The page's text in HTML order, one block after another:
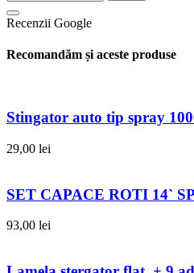
Recenzii Google
Recomandăm și aceste produse
Stingator auto tip spray
29,00 lei
SET CAPACE ROTI 14`
93,00 lei